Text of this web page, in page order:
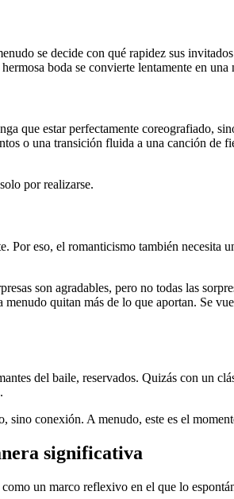
se decide con qué rapidez sus
boda se convierte lentamente en una
que estar perfectamente coreografiado,
o una transición fluida a una canción de
por realizarse.
eso, el romanticismo también necesita
son agradables, pero no todas las
quitan más de lo que aportan. Se
del baile, reservados. Quizás con un
conexión. A menudo, este es el
significativa
un marco reflexivo en el que lo